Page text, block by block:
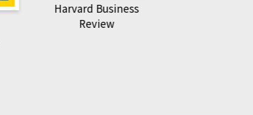
Harvard Business
Review